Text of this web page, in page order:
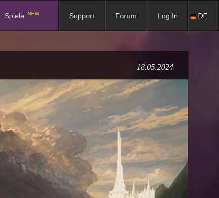
Spiele NEW Support Forum Log In DE
18.05.2024